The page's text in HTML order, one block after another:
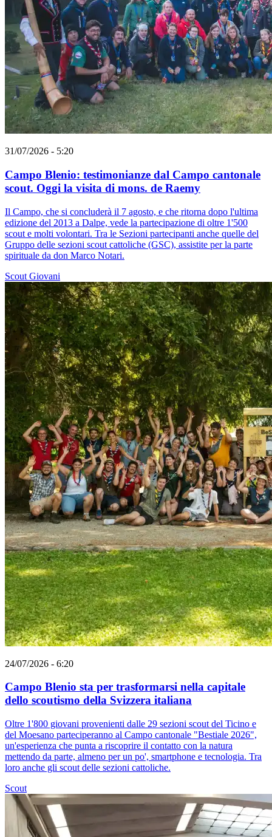
31/07/2026 - 5:20
Campo Blenio: testimonianze dal Campo cantonale
scout. Oggi la visita di mons. de Raemy
Il Campo, che si concluderà il 7 agosto, e che ritorna dopo l'ultima
edizione del 2013 a Dalpe, vede la partecipazione di oltre 1'500
scout e molti volontari. Tra le Sezioni partecipanti anche quelle del
Gruppo delle sezioni scout cattoliche (GSC), assistite per la parte
spirituale da don Marco Notari.
Scout Giovani
24/07/2026 - 6:20
Campo Blenio sta per trasformarsi nella capitale
dello scoutismo della Svizzera italiana
Oltre 1'800 giovani provenienti dalle 29 sezioni scout del Ticino e
del Moesano parteciperanno al Campo cantonale "Bestiale 2026",
un'esperienza che punta a riscoprire il contatto con la natura
mettendo da parte, almeno per un po', smartphone e tecnologia. Tra
loro anche gli scout delle sezioni cattoliche.
Scout